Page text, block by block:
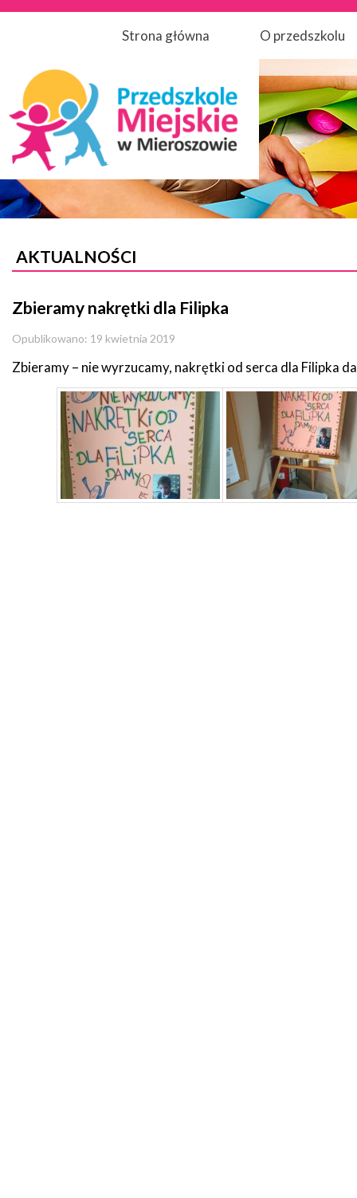
Strona główna O przedszkolu
AKTUALNOŚCI
Zbieramy nakrętki dla Filipka
Opublikowano: 19 kwietnia 2019
Zbieramy – nie wyrzucamy, nakrętki od serca dla Filipka